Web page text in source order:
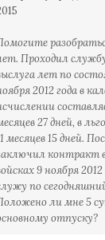
Проходил
лет по
2012 года в
27 дней, в
месяцев 15 дней.
контракт
9 ноября 2012
по
ли мне 5
отпуску?